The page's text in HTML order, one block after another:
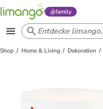
family
Shop Home & Living Dekoration